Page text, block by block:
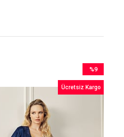
%9
İndirim
%9İndirim
Ücretsiz Kargo